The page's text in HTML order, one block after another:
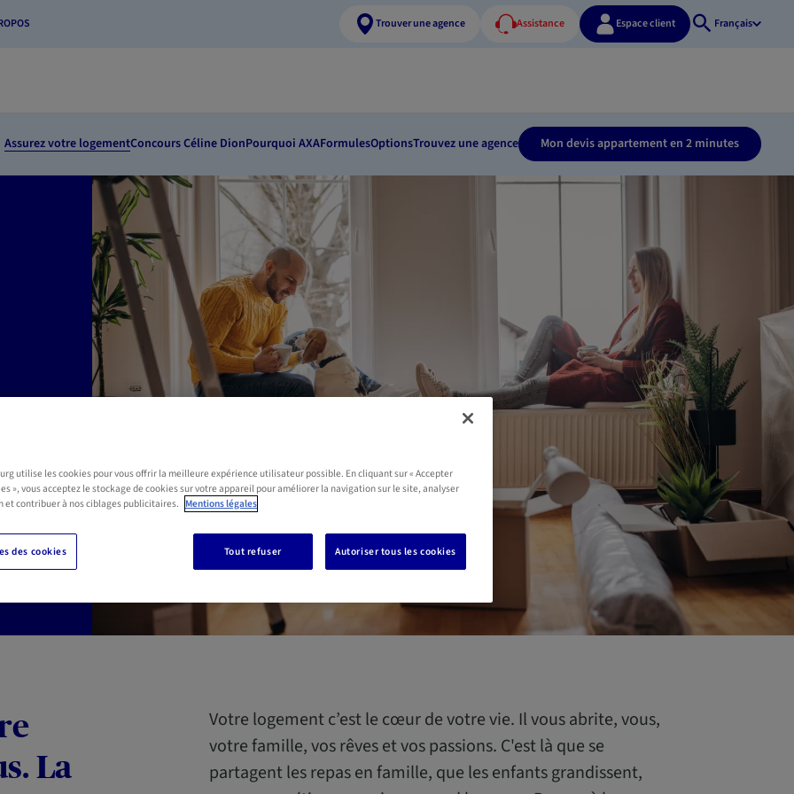
Trouver une agence Assistance Espace client
OuvrirFrançais
Assurez votre logementConcours Céline DionPourquoi AXAFormulesOptionsTrouvez une agence Mon devis appartement en 2 minutes
et
La
Votre logement c’est le cœur de votre vie. Il vous abrite, vous,
votre famille, vos rêves et vos passions. C'est là que se
partagent les repas en famille, que les enfants grandissent,
utilise les cookies pour vous offrir la meilleure expérience utilisateur possible. En cliquant sur « Accepter
», vous acceptez le stockage de cookies sur votre appareil pour améliorer la navigation sur le site, analyser
et contribuer à nos ciblages publicitaires. Mentions légales
Tout refuser Autoriser tous les cookies
des cookies